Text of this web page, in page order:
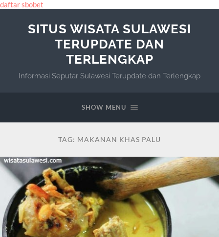
daftar sbobet
SITUS WISATA SULAWESI
TERUPDATE DAN
TERLENGKAP
Informasi Seputar Sulawesi Terupdate dan Terlengkap
SHOW MENU
TAG: MAKANAN KHAS PALU